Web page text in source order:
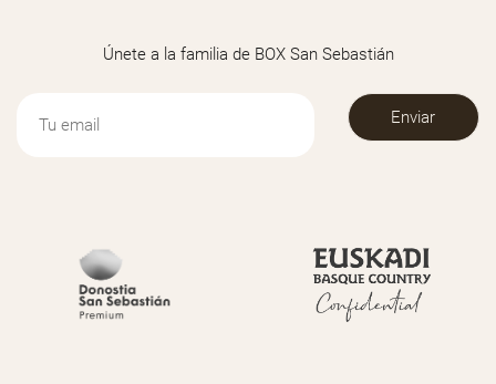
Únete a la familia de BOX San Sebastián